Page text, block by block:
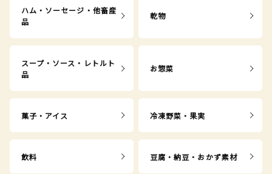
ハム・ソーセージ・他畜産
品
乾物
スープ・ソース・レトルト
品
お惣菜
菓子・アイス 冷凍野菜・果実
飲料 豆腐・納豆・おかず素材